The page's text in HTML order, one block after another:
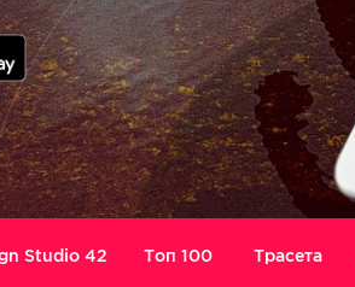
Studio 42 Топ 100 Трасета